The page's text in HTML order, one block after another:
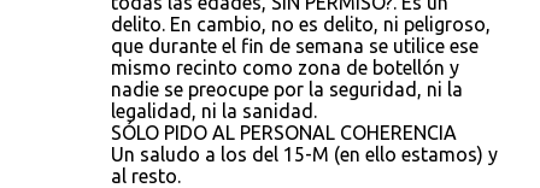
delito. En cambio, no es delito, ni peligroso,
que durante el fin de semana se utilice ese
mismo recinto como zona de botellón y
nadie se preocupe por la seguridad, ni la
legalidad, ni la sanidad.
SÓLO PIDO AL PERSONAL COHERENCIA
Un saludo a los del 15-M (en ello estamos) y
al resto.